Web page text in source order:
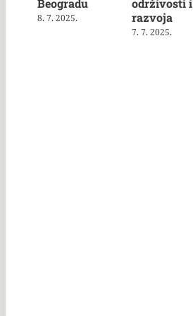
Beogradu
8. 7. 2025.
održivosti i
razvoja
7. 7. 2025.